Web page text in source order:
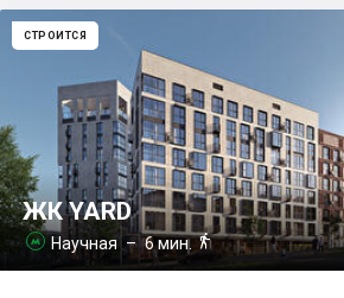
СТРОИТСЯ
ЖК YARD
 Научная– 6 мин.